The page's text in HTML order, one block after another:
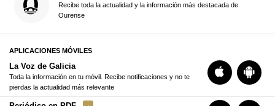
Recibe toda la actualidad y la información más destacada de
Ourense
APLICACIONES MÓVILES
La Voz de Galicia
Toda la información en tu móvil. Recibe notificaciones y no te
pierdas la actualidad más relevante